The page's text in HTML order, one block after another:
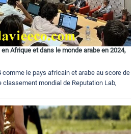
Afrique et dans le monde arabe en 2024,
le pays africain et arabe au score de
mondial de Reputation Lab,